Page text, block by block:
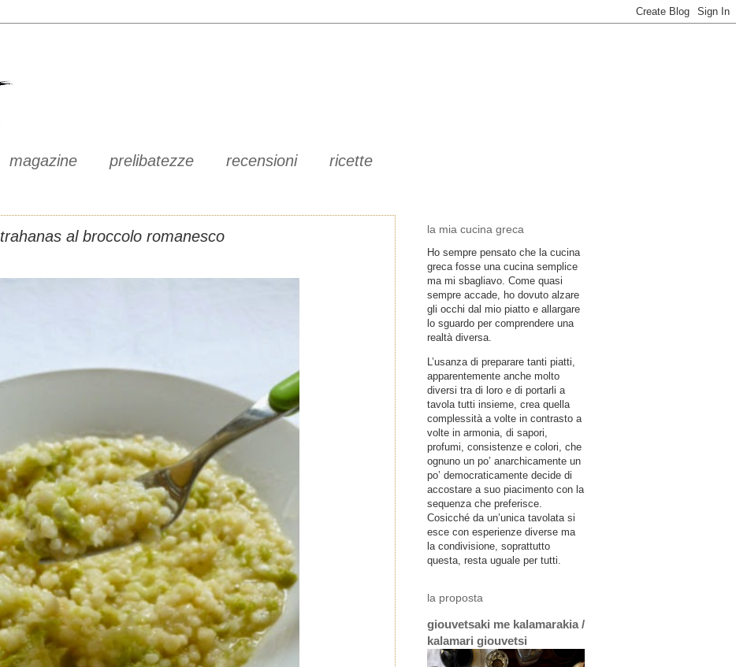
magazine prelibatezze recensioni ricette
trahanas al broccolo romanesco la mia cucina greca
Ho sempre pensato che la cucina
greca fosse una cucina semplice
ma mi sbagliavo. Come quasi
sempre accade, ho dovuto alzare
gli occhi dal mio piatto e allargare
lo sguardo per comprendere una
realtà diversa.
L’usanza di preparare tanti piatti,
apparentemente anche molto
diversi tra di loro e di portarli a
tavola tutti insieme, crea quella
complessità a volte in contrasto a
volte in armonia, di sapori,
profumi, consistenze e colori, che
ognuno un po’ anarchicamente un
po’ democraticamente decide di
accostare a suo piacimento con la
sequenza che preferisce.
Cosicché da un’unica tavolata si
esce con esperienze diverse ma
la condivisione, soprattutto
questa, resta uguale per tutti.
la proposta
giouvetsaki me kalamarakia /
kalamari giouvetsi